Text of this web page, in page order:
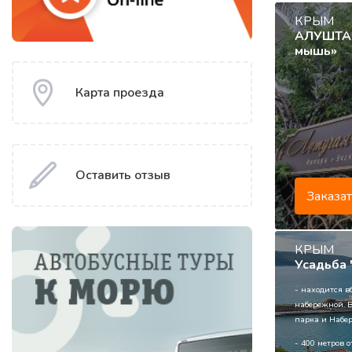
Карта проезда
Оставить отзыв
КРЫМ
АЛУШТА.
мышь»
КРЫМ
- находится
набережной.
парка и
- 400 метров